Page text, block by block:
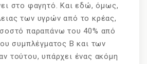
στο φαγητό. Και εδώ, όμως,
των υγρών από το κρέας,
παραπάνω του 40% από
συμπλέγματος B και των
τούτου, υπάρχει ένας ακόμη